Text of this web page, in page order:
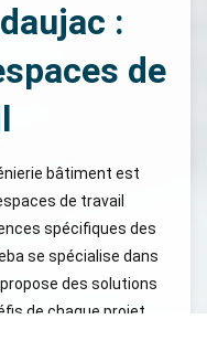
:
de
bâtiment est
de travail
spécifiques des
se spécialise dans
des solutions
de chaque projet.